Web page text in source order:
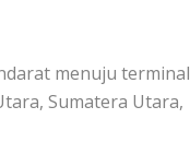
menuju terminal
Sumatera Utara,